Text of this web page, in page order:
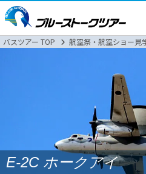
高速バス
バスツアー
バスツアー TOP 航空祭・航空ショー見
E-2C ホークアイ